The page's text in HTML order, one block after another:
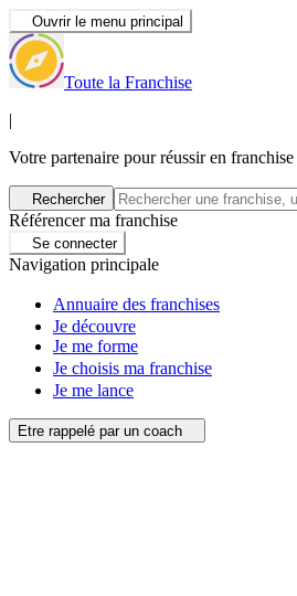
Ouvrir le menu principal
Toute la Franchise
|
Votre partenaire pour réussir en franchise
Rechercher
Référencer ma franchise
Se connecter
Navigation principale
Annuaire des franchises
Je découvre
Je me forme
Je choisis ma franchise
Je me lance
Etre rappelé par un coach